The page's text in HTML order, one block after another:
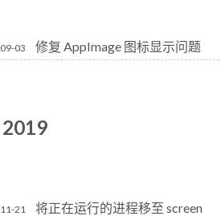
09-03 修复 AppImage 图标显示问题
2019
11-21 将正在运行的进程移至 screen